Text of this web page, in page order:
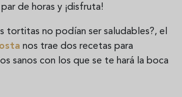
de horas y ¡disfruta!
tortitas no podían ser saludables?, el
nos trae dos recetas para
sanos con los que se te hará la boca